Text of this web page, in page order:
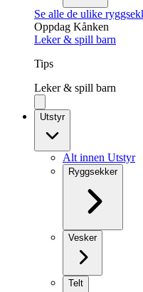
Se alle de ulike
Oppdag Kånken
Leker & spill barn
Tips
Leker & spill barn
Utstyr
Alt innen Utstyr
Ryggsekker
Vesker
Telt